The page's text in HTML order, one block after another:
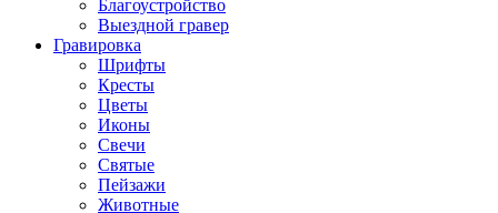
Благоустройство
Выездной гравер
Гравировка
Шрифты
Кресты
Цветы
Иконы
Свечи
Святые
Пейзажи
Животные